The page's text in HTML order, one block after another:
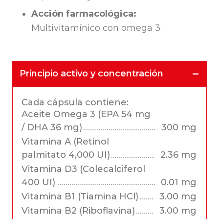
Acción farmacológica:
Multivitamínico con omega 3.
Principio activo y concentración
Cada cápsula contiene:
Aceite Omega 3 (EPA 54 mg
/ DHA 36 mg)
300 mg
Vitamina A (Retinol
palmitato 4,000 UI)
2.36 mg
Vitamina D3 (Colecalciferol
400 UI)
0.01 mg
Vitamina B1 (Tiamina HCl)
3.00 mg
Vitamina B2 (Riboflavina)
3.00 mg